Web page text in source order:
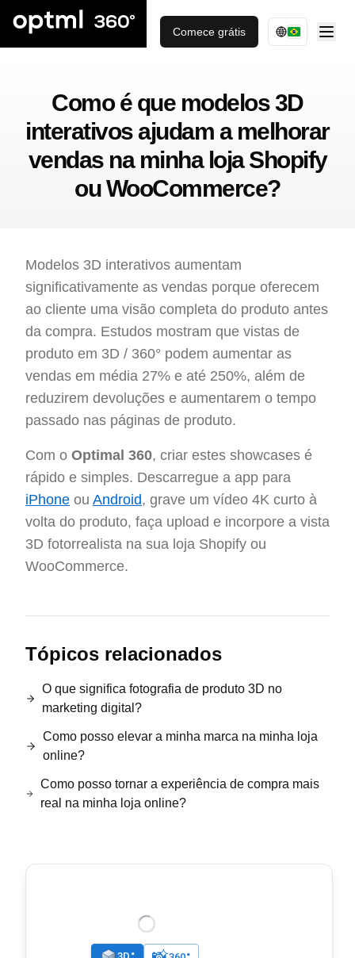
Comece grátis
Como é que modelos 3D
interativos ajudam a melhorar
vendas na minha loja Shopify
ou WooCommerce?
Modelos 3D interativos aumentam
significativamente as vendas porque oferecem
ao cliente uma visão completa do produto antes
da compra. Estudos mostram que vistas de
produto em 3D / 360° podem aumentar as
vendas em média 27% e até 250%, além de
reduzirem devoluções e aumentarem o tempo
passado nas páginas de produto.
Com o Optimal 360, criar estes showcases é
rápido e simples. Descarregue a app para
iPhone ou Android, grave um vídeo 4K curto à
volta do produto, faça upload e incorpore a vista
3D fotorrealista na sua loja Shopify ou
WooCommerce.
Tópicos relacionados
O que significa fotografia de produto 3D no
marketing digital?
Como posso elevar a minha marca na minha loja
online?
Como posso tornar a experiência de compra mais
real na minha loja online?